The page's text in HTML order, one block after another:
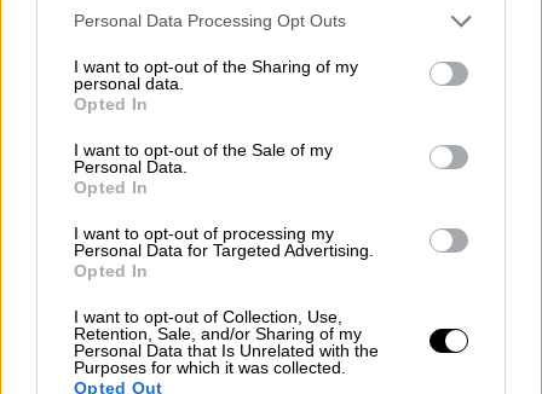
Please note that this website/app uses one or more Google
not limited to your visit or usage behaviour. You may click to
grant or deny consent to Google and its third-party tags to
use your data for below specified purposes in below Google
consent section.
Personal Data Processing Opt Outs
I want to opt-out of the Sharing of my
personal data.
Opted In
I want to opt-out of the Sale of my
Personal Data.
Opted In
I want to opt-out of processing my
Personal Data for Targeted Advertising.
Opted In
I want to opt-out of Collection, Use,
Retention, Sale, and/or Sharing of my
Personal Data that Is Unrelated with the
Purposes for which it was collected.
Opted Out
ΔΙΑΒΑΣΤΕ ΕΠΙΣΗΣ
Ελλάδα|22.08.2025 12:48
Ο καυγάς που οδήγησε στην άγρια
γυναικοκτονία στο Βόλο: Ιδιαίτερα
επικίνδυνος ο δράστης,
εξαφανίστηκε μετά το έγκλημα
Ελλάδα 22.08.2025 13:08
Γυναικτονία στο Χαλάνδρι: Στον
Ανακριτή o 28χρονος που δολοφόνησε